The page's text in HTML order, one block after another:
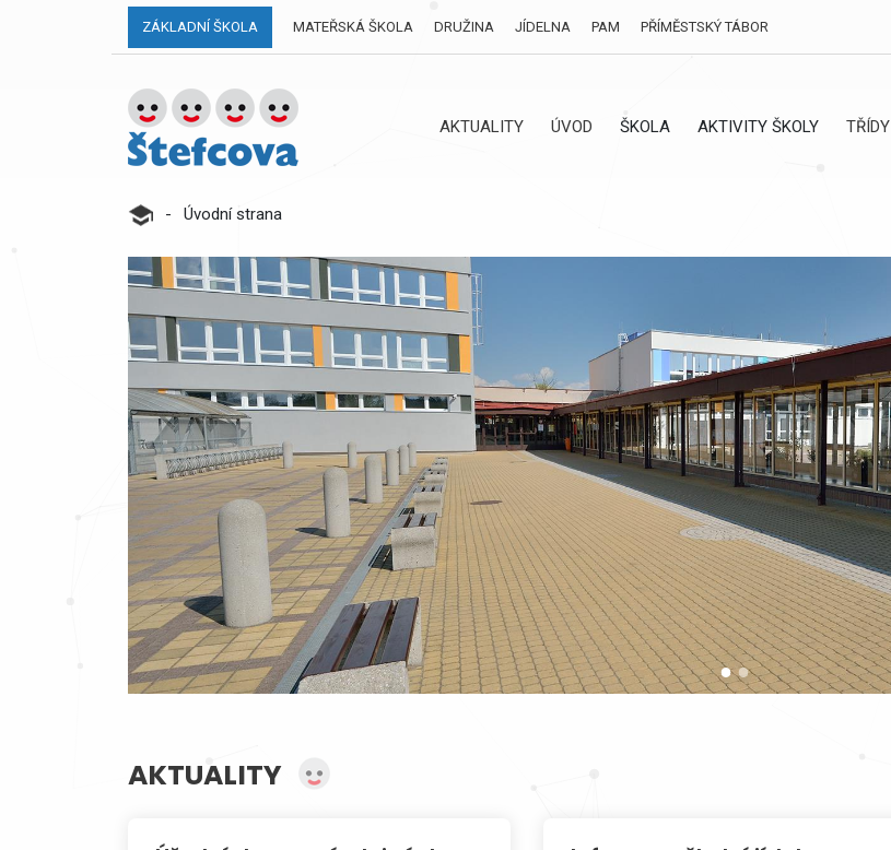
ZÁKLADNÍ ŠKOLA MATEŘSKÁ ŠKOLA DRUŽINA JÍDELNA PAM PŘÍMĚSTSKÝ TÁBOR
AKTUALITY ÚVOD ŠKOLA AKTIVITY ŠKOLY TŘÍDY
- Úvodní strana
AKTUALITY